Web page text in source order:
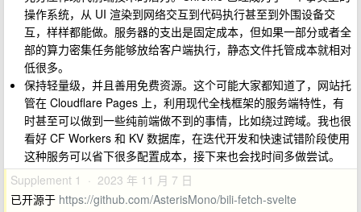
操作系统，从 UI 渲染到网络交互到代码执行甚至到外围设备交
互，样样都能做。服务器的支出是固定成本，但如果一部分或者全
部的算力密集任务能够放给客户端执行，静态文件托管成本就相对
低很多。
保持轻量级，并且善用免费资源。这个可能大家都知道了，网站托
管在 Cloudflare Pages 上，利用现代全栈框架的服务端特性，有
时甚至可以做到一些纯前端做不到的事情，比如绕过跨域。我也很
看好 CF Workers 和 KV 数据库，在迭代开发和快速试错阶段使用
这种服务可以省下很多配置成本，接下来也会找时间多做尝试。
Supplement 1 · 2023 年 11 月 7 日
已开源于 https://github.com/AsterisMono/bili-fetch-svelte